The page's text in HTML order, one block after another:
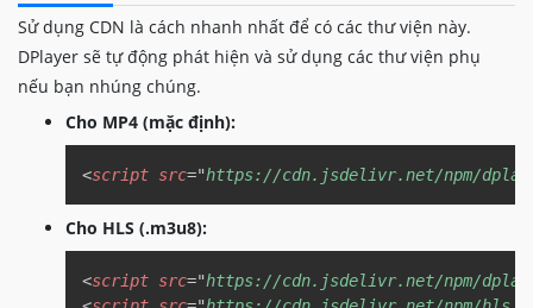
Sử dụng CDN là cách nhanh nhất để có các thư viện này.
DPlayer sẽ tự động phát hiện và sử dụng các thư viện phụ
nếu bạn nhúng chúng.
Cho MP4 (mặc định):
<script src="https://cdn.jsdelivr.net/npm/Copy
Cho HLS (.m3u8):
<script src="https://cdn.jsdelivr.net/npm/Copy